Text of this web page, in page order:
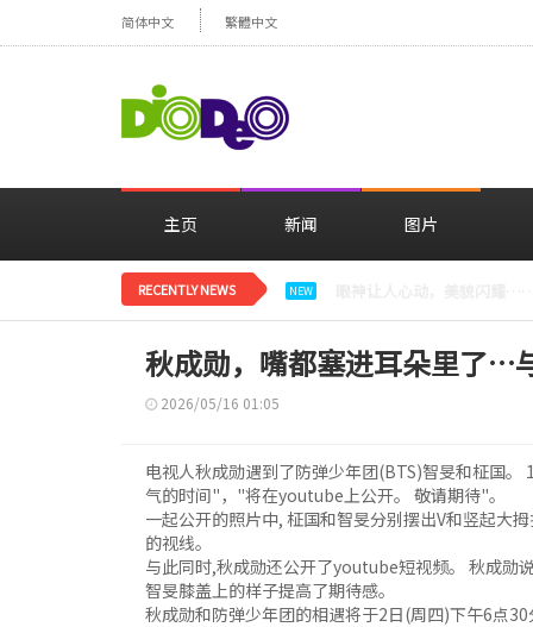
简体中文 繁體中文
主页 新闻 图片
RECENTLY NEWS NEW
秋成勋，嘴都塞进耳朵里了…
2026/05/16 01:05
电视人秋成勋遇到了防弹少年团(BTS)智旻和柾国
气的时间"，"将在youtube上公开。 敬请期待"。
一起公开的照片中, 柾国和智旻分别摆出V和竖起大
的视线。
与此同时,秋成勋还公开了youtube短视频。 秋成勋
智旻膝盖上的样子提高了期待感。
秋成勋和防弹少年团的相遇将于2日(周四)下午6点